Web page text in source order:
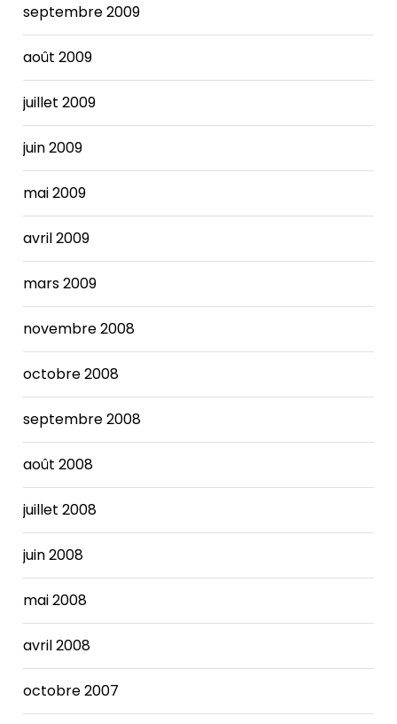
septembre 2009
août 2009
juillet 2009
juin 2009
mai 2009
avril 2009
mars 2009
novembre 2008
octobre 2008
septembre 2008
août 2008
juillet 2008
juin 2008
mai 2008
avril 2008
octobre 2007